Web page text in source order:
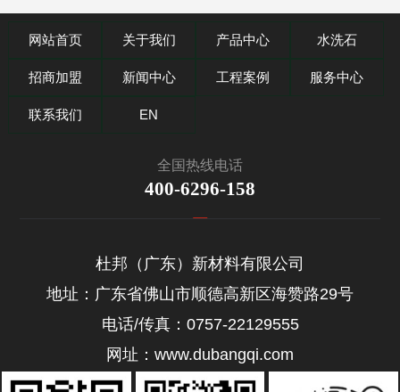
网站首页 关于我们 产品中心 水洗石
招商加盟 新闻中心 工程案例 服务中心
联系我们 EN
全国热线电话
400-6296-158
杜邦（广东）新材料有限公司
地址：广东省佛山市顺德高新区海赞路29号
电话/传真：0757-22129555
网址：www.dubangqi.com